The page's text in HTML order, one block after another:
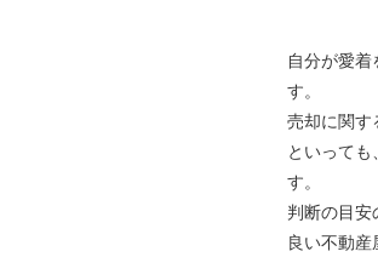
自分が愛
す。
売却に関す
といって
す。
判断の目安
良い不動